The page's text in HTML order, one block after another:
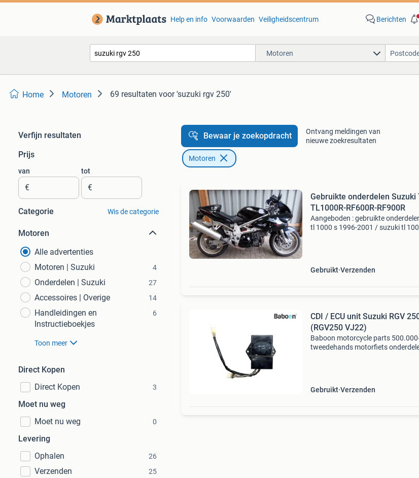
Help en info Voorwaarden Veiligheidscentrum Berichten
Motoren
Home Motoren 69 resultaten voor 'suzuki rgv 250'
Verfijn resultaten
Prijs
van
€
tot
€
Categorie Wis de categorie
Motoren
Alle advertenties
Motoren | Suzuki
4
Onderdelen | Suzuki 27
Accessoires | Overige 14
Handleidingen en
Instructieboekjes
6
Toon meer
Direct Kopen
Direct Kopen
3
Moet nu weg
Moet nu weg
0
Levering
Ophalen
26
Verzenden 25
Bewaar je zoekopdracht
Ontvang meldingen van
nieuwe zoekresultaten
Motoren
Gebruikte onderdelen Suzuki
TL1000R-RF600R-RF900R
Aangeboden : gebruikte
tl 1000 s 1996-2001 / suzuki tl
Gebruikt Verzenden
CDI / ECU unit Suzuki RGV
(RGV250 VJ22)
Baboon motorcycle parts
tweedehands motorfiets
Gebruikt Verzenden